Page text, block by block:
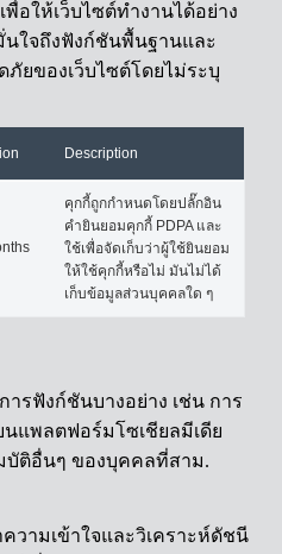
พื่อให้เว็บไซต์ทำงานได้อย่าง
ใจถึงฟังก์ชันพื้นฐานและ
ของเว็บไซต์โดยไม่ระบุ
Description
คุกกี้ถูกกำหนดโดยปลั๊กอิน
คำยินยอมคุกกี้ PDPA และ
ใช้เพื่อจัดเก็บว่าผู้ใช้ยินยอม
ให้ใช้คุกกี้หรือไม่ มันไม่ได้
เก็บข้อมูลส่วนบุคคลใด ๆ
รฟังก์ชันบางอย่าง เช่น การ
แพลตฟอร์มโซเชียลมีเดีย
ติอื่นๆ ของบุคคลที่สาม.
วามเข้าใจและวิเคราะห์ดัชนี